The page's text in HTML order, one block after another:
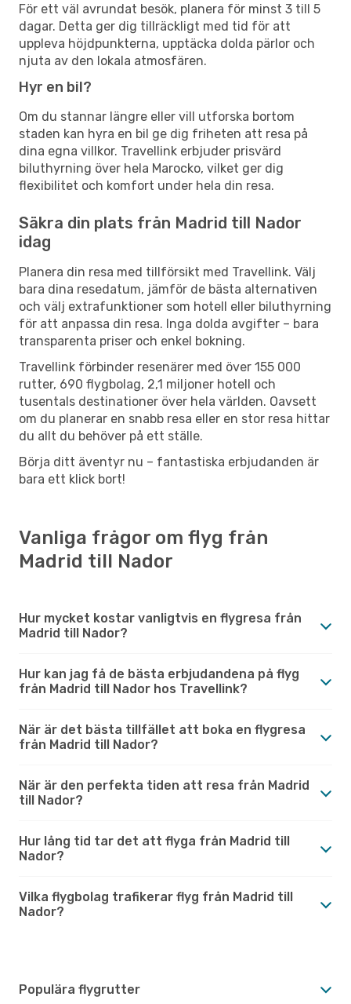
För ett väl avrundat besök, planera för minst 3 till 5
dagar. Detta ger dig tillräckligt med tid för att
uppleva höjdpunkterna, upptäcka dolda pärlor och
njuta av den lokala atmosfären.
Hyr en bil?
Om du stannar längre eller vill utforska bortom
staden kan hyra en bil ge dig friheten att resa på
dina egna villkor. Travellink erbjuder prisvärd
biluthyrning över hela Marocko, vilket ger dig
flexibilitet och komfort under hela din resa.
Säkra din plats från Madrid till Nador
idag
Planera din resa med tillförsikt med Travellink. Välj
bara dina resedatum, jämför de bästa alternativen
och välj extrafunktioner som hotell eller biluthyrning
för att anpassa din resa. Inga dolda avgifter – bara
transparenta priser och enkel bokning.
Travellink förbinder resenärer med över 155 000
rutter, 690 flygbolag, 2,1 miljoner hotell och
tusentals destinationer över hela världen. Oavsett
om du planerar en snabb resa eller en stor resa hittar
du allt du behöver på ett ställe.
Börja ditt äventyr nu – fantastiska erbjudanden är
bara ett klick bort!
Vanliga frågor om flyg från
Madrid till Nador
Hur mycket kostar vanligtvis en flygresa från
Madrid till Nador?
Hur kan jag få de bästa erbjudandena på flyg
från Madrid till Nador hos Travellink?
När är det bästa tillfället att boka en flygresa
från Madrid till Nador?
När är den perfekta tiden att resa från Madrid
till Nador?
Hur lång tid tar det att flyga från Madrid till
Nador?
Vilka flygbolag trafikerar flyg från Madrid till
Nador?
Populära flygrutter